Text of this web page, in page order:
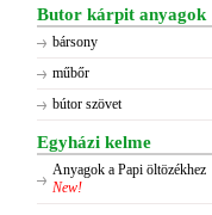
Butor kárpit anyagok
bársony
műbőr
bútor szövet
Egyházi kelme
Anyagok a Papi öltözékhez
New!